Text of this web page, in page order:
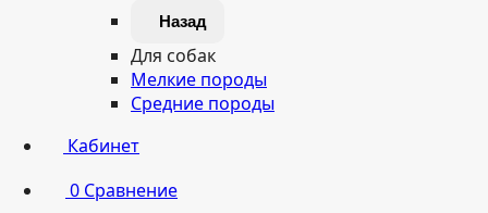
Назад
Для собак
Мелкие породы
Средние породы
Кабинет
0 Сравнение